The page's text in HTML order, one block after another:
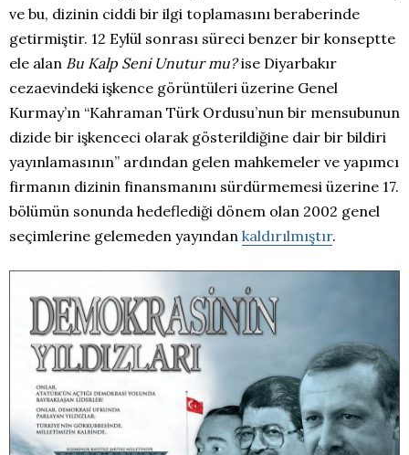
ve bu, dizinin ciddi bir ilgi toplamasını beraberinde
getirmiştir. 12 Eylül sonrası süreci benzer bir konseptte
ele alan Bu Kalp Seni Unutur mu?ise Diyarbakır
cezaevindeki işkence görüntüleri üzerine Genel
Kurmay’ın “Kahraman Türk Ordusu’nun bir mensubunun
dizide bir işkenceci olarak gösterildiğine dair bir bildiri
yayınlamasının” ardından gelen mahkemeler ve yapımcı
firmanın dizinin finansmanını sürdürmemesi üzerine 17.
bölümün sonunda hedeflediği dönem olan 2002 genel
seçimlerine gelemeden yayından kaldırılmıştır.